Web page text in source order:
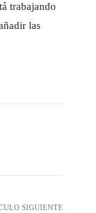
trabajando
las
SIGUIENTE